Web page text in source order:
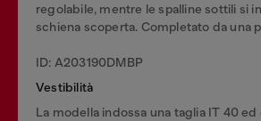
regolabile, mentre le spalline sottili si
schiena scoperta. Completato da una
ID: A203190DMBP
Vestibilità
La modella indossa una taglia IT 40 ed